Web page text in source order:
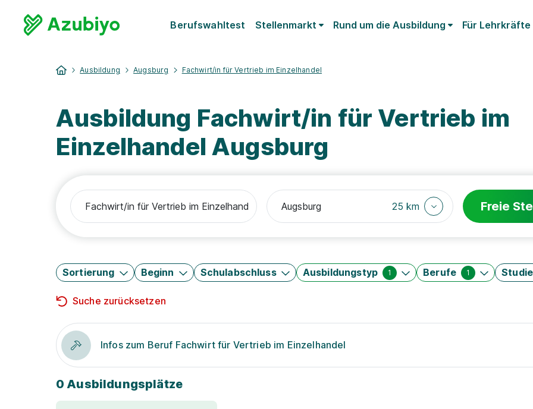
Berufswahltest Stellenmarkt Rund um die Ausbildung Für Lehrkräfte
Ausbildung Augsburg Fachwirt/in für Vertrieb im Einzelhandel
Ausbildung Fachwirt/in für Vertrieb im
Einzelhandel Augsburg
25 km Freie
Sortierung Beginn Schulabschluss Ausbildungstyp 1 Berufe 1
Suche zurücksetzen
Infos zum Beruf Fachwirt für Vertrieb im Einzelhandel
0 Ausbildungsplätze